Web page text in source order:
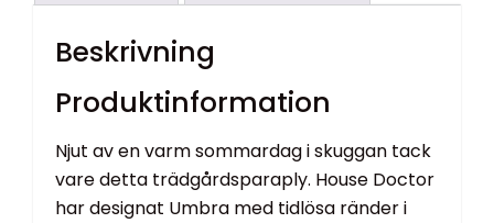
Beskrivning
Produktinformation
Njut av en varm sommardag i skuggan tack
vare detta trädgårdsparaply. House Doctor
har designat Umbra med tidlösa ränder i